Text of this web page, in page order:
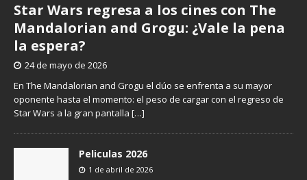
Star Wars regresa a los cines con The
Mandalorian and Grogu: ¿Vale la pena
la espera?
24 de mayo de 2026
En The Mandalorian and Grogu el dúo se enfrenta a su mayor
oponente hasta el momento: el peso de cargar con el regreso de
Star Wars a la gran pantalla […]
Peliculas 2026
1 de abril de 2026